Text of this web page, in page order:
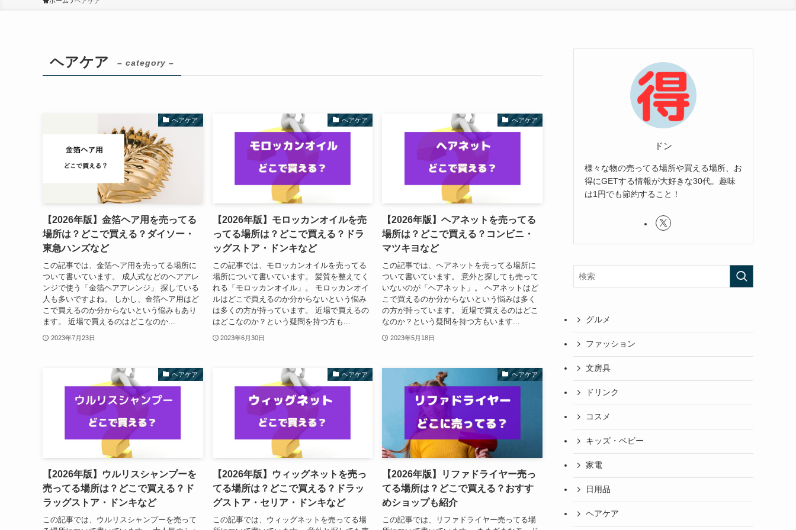
ヘアケア – category –
ヘアケア
【2026年版】金箔ヘア用を売ってる
場所は？どこで買える？ダイソー・
東急ハンズなど
この記事では、金箔ヘア用を売ってる場所に
ついて書いています。 成人式などのヘアアレ
ンジで使う「金箔ヘアアレンジ」 探している
人も多いですよね。 しかし、金箔ヘア用はど
こで買えるのか分からないという悩みもあり
ます。 近場で買えるのはどこなのか...
2023年7月23日
ヘアケア
【2026年版】モロッカンオイルを売
ってる場所は？どこで買える？ドラ
ッグストア・ドンキなど
この記事では、モロッカンオイルを売ってる
場所について書いています。 髪質を整えてく
れる「モロッカンオイル」。 モロッカンオイ
ルはどこで買えるのか分からないという悩み
は多くの方が持っています。 近場で買えるの
はどこなのか？という疑問を持つ方も...
2023年6月30日
ヘアケア
【2026年版】ヘアネットを売ってる
場所は？どこで買える？コンビニ・
マツキヨなど
この記事では、ヘアネットを売ってる場所に
ついて書いています。 意外と探しても売って
いないのが「ヘアネット」。 ヘアネットはど
こで買えるのか分からないという悩みは多く
の方が持っています。 近場で買えるのはどこ
なのか？という疑問を持つ方もいます...
2023年5月18日
ヘアケア
【2026年版】ウルリスシャンプーを
売ってる場所は？どこで買える？ド
ラッグストア・ドンキなど
この記事では、ウルリスシャンプーを売って
ヘアケア
【2026年版】ウィッグネットを売っ
てる場所は？どこで買える？ドラッ
グストア・セリア・ドンキなど
この記事では、ウィッグネットを売ってる場
ヘアケア
【2026年版】リファドライヤー売っ
てる場所は？どこで買える？おすす
めショップも紹介
この記事では、リファドライヤー売ってる場
ドン
様々な物の売ってる場所や買える場所、お
得にGETする情報が大好きな30代。趣味
は1円でも節約すること！
グルメ
ファッション
文房具
ドリンク
コスメ
キッズ・ベビー
家電
日用品
ヘアケア